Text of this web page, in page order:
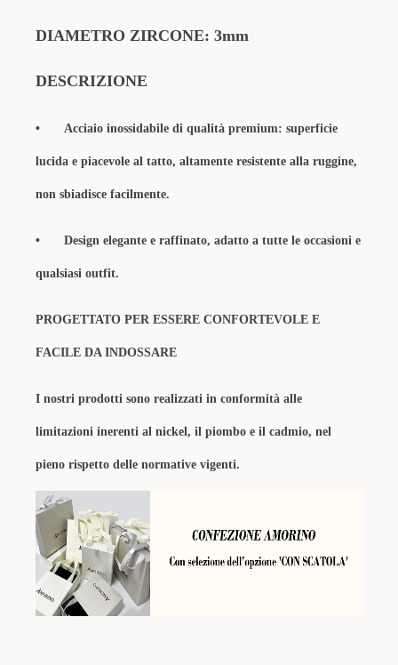
DIAMETRO ZIRCONE: 3mm
DESCRIZIONE
• Acciaio inossidabile di qualità premium: superficie
lucida e piacevole al tatto, altamente resistente alla ruggine,
non sbiadisce facilmente.
• Design elegante e raffinato, adatto a tutte le occasioni e
qualsiasi outfit.
PROGETTATO PER ESSERE CONFORTEVOLE E
FACILE DA INDOSSARE
I nostri prodotti sono realizzati in conformità alle
limitazioni inerenti al nickel, il piombo e il cadmio, nel
pieno rispetto delle normative vigenti.